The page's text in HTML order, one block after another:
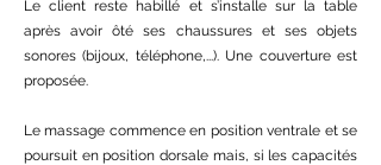
Le client reste habillé et s’installe sur la table
après avoir ôté ses chaussures et ses objets
sonores (bijoux, téléphone,...). Une couverture est
proposée.
Le massage commence en position ventrale et se
poursuit en position dorsale mais, si les capacités